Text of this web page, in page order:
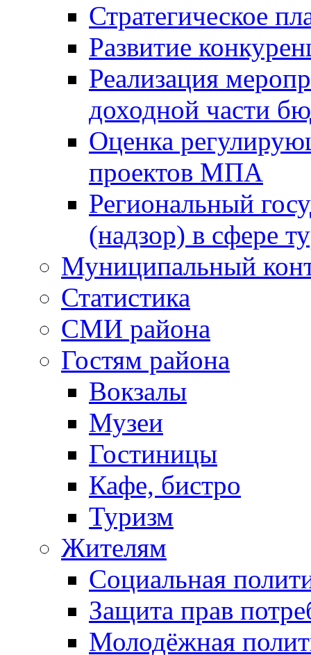
Стратегическое
Развитие
Реализация
доходной части
Оценка
проектов МПА
Региональный
(надзор) в сфере
Муниципальный
Статистика
СМИ района
Гостям района
Вокзалы
Музеи
Гостиницы
Кафе, бистро
Туризм
Жителям
Социальная
Защита прав
Молодёжная